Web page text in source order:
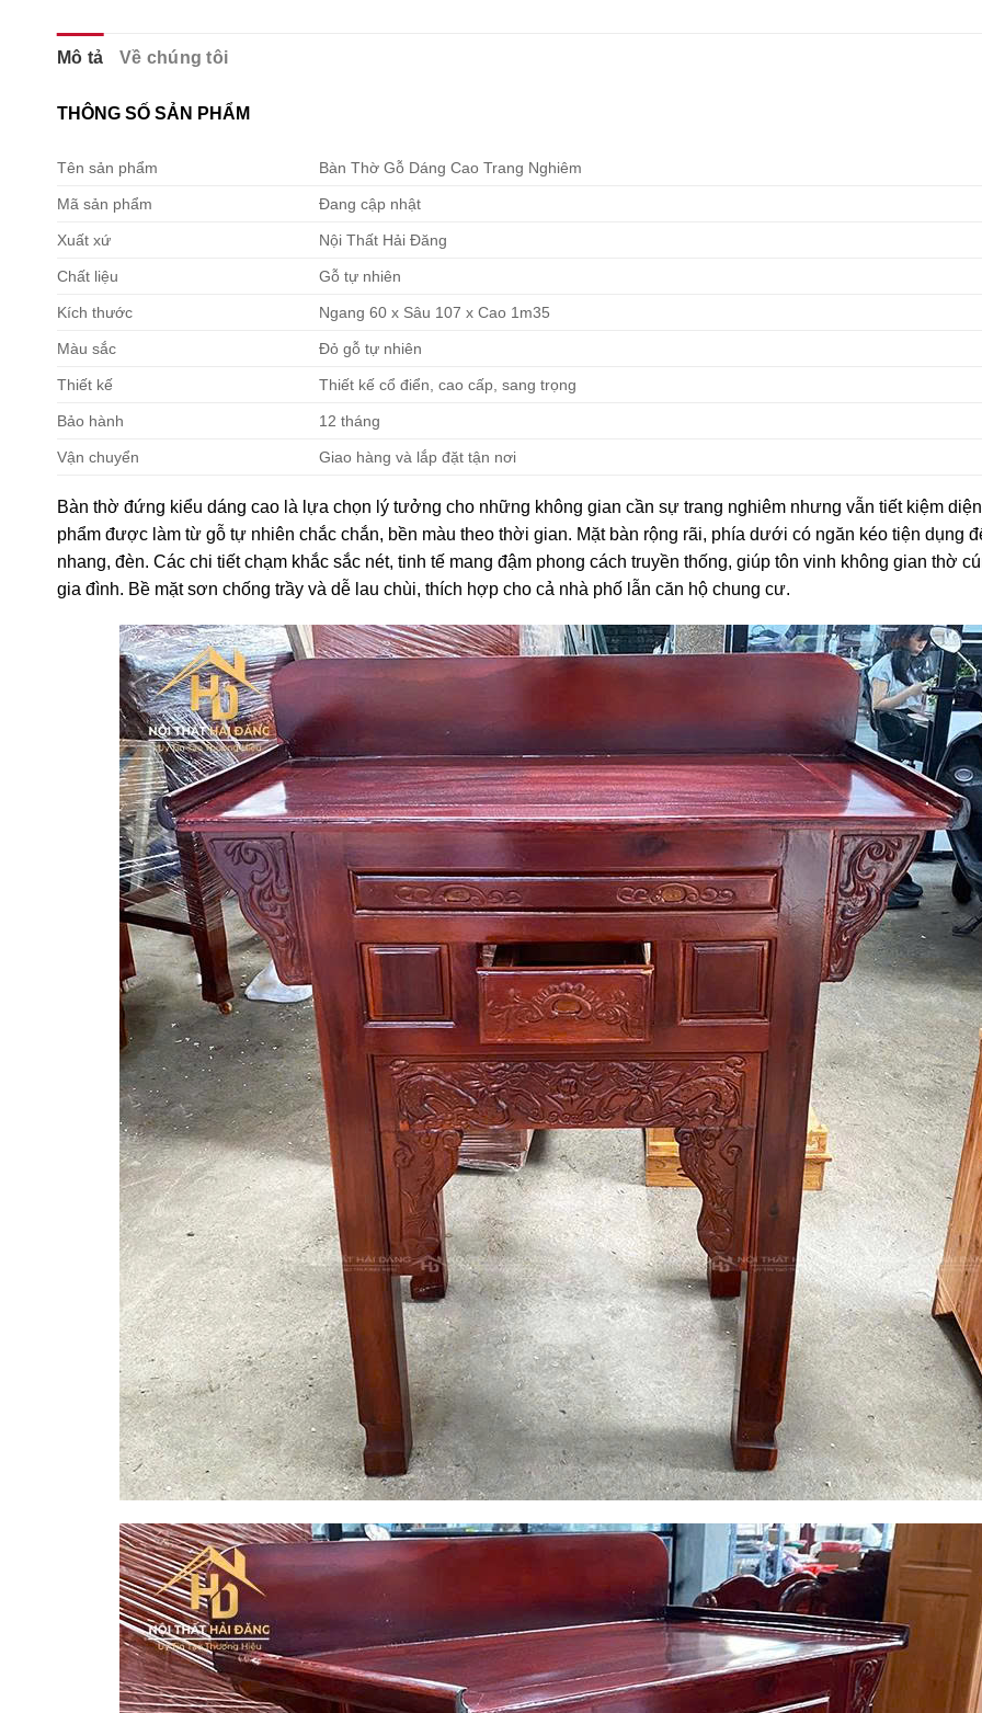
Mô tả Về chúng tôi
THÔNG SỐ SẢN PHẨM
Tên sản phẩm Bàn Thờ Gỗ Dáng Cao Trang Nghiêm
Mã sản phẩm Đang cập nhật
Xuất xứ Nội Thất Hải Đăng
Chất liệu Gỗ tự nhiên
Kích thước Ngang 60 x Sâu 107 x Cao 1m35
Màu sắc Đỏ gỗ tự nhiên
Thiết kế Thiết kế cổ điển, cao cấp, sang trọng
Bảo hành 12 tháng
Vận chuyển Giao hàng và lắp đặt tận nơi
Bàn thờ đứng kiểu dáng cao là lựa chọn lý tưởng cho những không gian cần sự trang nghiêm nhưng vẫn tiết kiệm
phẩm được làm từ gỗ tự nhiên chắc chắn, bền màu theo thời gian. Mặt bàn rộng rãi, phía dưới có ngăn kéo tiện dụng
nhang, đèn. Các chi tiết chạm khắc sắc nét, tinh tế mang đậm phong cách truyền thống, giúp tôn vinh không gian thờ
gia đình. Bề mặt sơn chống trầy và dễ lau chùi, thích hợp cho cả nhà phố lẫn căn hộ chung cư.